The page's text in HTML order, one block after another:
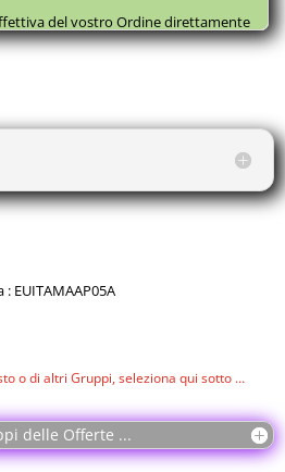
del vostro Ordine direttamente
a questaPrenotazione, come
EUITAMAAP05A
o di altri Gruppi, seleziona qui sotto …
delle Offerte ...